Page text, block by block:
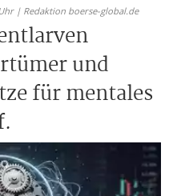
| Redaktion boerse-global.de
und
für mentales